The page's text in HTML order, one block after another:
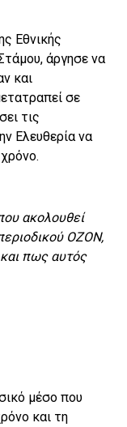
Εθνικής
άργησε να
και
σε
τις
Ελευθερία να
ακολουθεί
ΟΖΟΝ,
πως αυτός
μέσο που
και τη